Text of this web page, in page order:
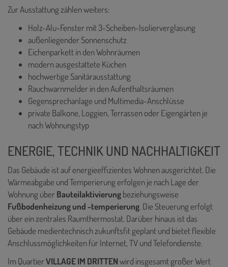
Zur Ausstattung zählen weiters:
Holz-Alu-Fenster mit 3-Scheiben-Isolierverglasung
außenliegender Sonnenschutz
Eichenparkett in den Wohnräumen
modern ausgestattete Küchen
hochwertige Sanitärausstattung
Rauchwarnmelder in den Aufenthaltsräumen
Gegensprechanlage und Multimedia-Anschlüsse
private Balkone, Loggien, Terrassen oder Eigengärten je
nach Wohnungstyp
ENERGIE, TECHNIK UND NACHHALTIGKEIT
Das Gebäude ist auf energieeffizientes Wohnen ausgerichtet. Die
Wärmeabgabe und Temperierung erfolgen je nach Lage der
Wohnung überBauteilaktivierungbeziehungsweise
Fußbodenheizung und -temperierung. Die Steuerung erfolgt
über ein zentrales Raumthermostat. Darüber hinaus ist das
Gebäude medientechnisch zukunftsfit geplant und bietet flexible
Anschlussmöglichkeiten für Internet, TV und Telefondienste.
Im QuartierVILLAGE IM DRITTENwird insgesamt großer Wert